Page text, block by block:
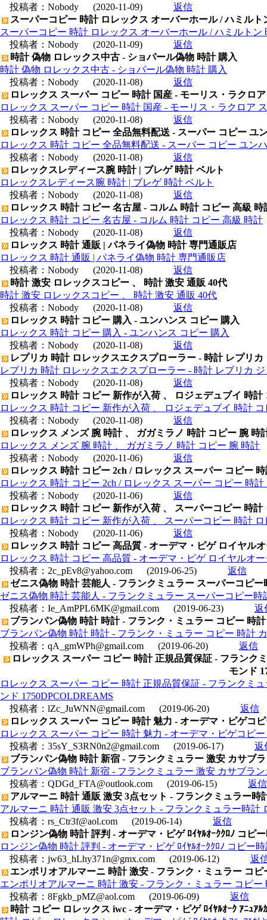
投稿者： Nobody (2020-11-09)
返信
スーパーコピー 時計 ロレックス オーバーホール / ハミル
スーパーコピー 時計 ロレックス オーバーホール / ハミルトン
投稿者： Nobody (2020-11-09)
返信
時計 偽物 ロレックス中古 - ショパール偽物 時計 購入
時計 偽物 ロレックス中古 - ショパール偽物 時計 購入
投稿者： Nobody (2020-11-08)
返信
ロレックス スーパー コピー 時計 国産 - モーリス・ラクロ
ロレックス スーパー コピー 時計 国産 - モーリス・ラクロア
投稿者： Nobody (2020-11-08)
返信
ロレックス 時計 コピー 全品無料配送 - スーパー コピー ユ
ロレックス 時計 コピー 全品無料配送 - スーパー コピー ユン
投稿者： Nobody (2020-11-08)
返信
ロレックスレディース腕 時計 | ブレゲ 時計 ベルト
ロレックスレディース腕 時計 | ブレゲ 時計 ベルト
投稿者： Nobody (2020-11-08)
返信
ロレックス 時計 コピー 名古屋 - コルム 時計 コピー 高級 時
ロレックス 時計 コピー 名古屋 - コルム 時計 コピー 高級 時計
投稿者： Nobody (2020-11-08)
返信
ロレックス 時計 通販 | パネライ偽物 時計 専門通販店
ロレックス 時計 通販 | パネライ偽物 時計 専門通販店
投稿者： Nobody (2020-11-08)
返信
時計 激安 ロレックスコピー 、 時計 激安 通販 40代
時計 激安 ロレックスコピー 、 時計 激安 通販 40代
投稿者： Nobody (2020-11-08)
返信
ロレックス 時計 コピー 購入 - ユンハンス コピー 購入
ロレックス 時計 コピー 購入 - ユンハンス コピー 購入
投稿者： Nobody (2020-11-08)
返信
レプリカ 時計 ロレックスエクスプローラー - 時計 レプリカ
レプリカ 時計 ロレックスエクスプローラー - 時計 レプリカ
投稿者： Nobody (2020-11-08)
返信
ロレックス 時計 コピー 新作が入荷 、 ロジェデュブイ 時計
ロレックス 時計 コピー 新作が入荷 、 ロジェデュブイ 時計
投稿者： Nobody (2020-11-08)
返信
ロレックス メンズ 腕 時計 、 ガガミラノ 時計 コピー 腕 時
ロレックス メンズ 腕 時計 、 ガガミラノ 時計 コピー 腕 時計
投稿者： Nobody (2020-11-06)
返信
ロレックス 時計 コピー 2ch / ロレックス スーパー コピー
ロレックス 時計 コピー 2ch / ロレックス スーパー コピー 時計
投稿者： Nobody (2020-11-06)
返信
ロレックス 時計 コピー 新作が入荷 、 スーパーコピー 時
ロレックス 時計 コピー 新作が入荷 、 スーパーコピー 時計
投稿者： Nobody (2020-11-06)
返信
ロレックス 時計 コピー 高品質 - オーデマ・ピゲ ロイヤル
ロレックス 時計 コピー 高品質 - オーデマ・ピゲ ロイヤルオ
投稿者： 2c_pEv8@yahoo.com (2019-06-25)
返信
ゼニス偽物 時計 芸能人 - フランクミュラー スーパーコピ
ゼニス偽物 時計 芸能人 - フランクミュラー スーパーコピー
投稿者： Ie_AmPPL6MK@gmail.com (2019-06-23)
返
ブランパン偽物 時計 時計 - フランク・ミュラー コピー 時
ブランパン偽物 時計 時計 - フランク・ミュラー コピー 時計
投稿者： qA_gmWPh@gmail.com (2019-06-20)
返信
ロレックス スーパー コピー 時計 正規品質保証 - フラン
モンド
ロレックス スーパー コピー 時計 正規品質保証 - フランクミ
ンド 1750DPCOLDREAMS
投稿者： lZc_JuWNN@gmail.com (2019-06-20)
返信
ロレックス スーパー コピー 時計 魅力 - オーデマ・ピゲコ
ロレックス スーパー コピー 時計 魅力 - オーデマ・ピゲコピ
投稿者： 35sY_S3RN0n2@gmail.com (2019-06-17)
返
ブランパン偽物 時計 新宿 - フランクミュラー 激安 カサブ
ブランパン偽物 時計 新宿 - フランクミュラー 激安 カサブラ
投稿者： QDGd_FTA@outlook.com (2019-06-15)
返信
アルマーニ 時計 通販 激安 3点セット - フランクミュラー
アルマーニ 時計 通販 激安 3点セット - フランクミュラー時
投稿者： rs_Ctr3f@aol.com (2019-06-14)
返信
ロンジン偽物 時計 評判 - オーデマ・ピゲ ﾛｲﾔﾙｵｰｸｸﾛﾉ コピ
ロンジン偽物 時計 評判 - オーデマ・ピゲ ﾛｲﾔﾙｵｰｸｸﾛﾉ コピー
投稿者： jw63_hLhy371n@gmx.com (2019-06-12)
返
エンポリオアルマーニ 時計 激安 - フランク・ミュラー コ
エンポリオアルマーニ 時計 激安 - フランク・ミュラー コピ
投稿者： 8Fgkb_pMZ@aol.com (2019-06-09)
返信
時計 コピー ロレックス iwc - オーデマ・ピゲ ﾛｲﾔﾙｵｰｸ ｱﾆｭｱﾙ